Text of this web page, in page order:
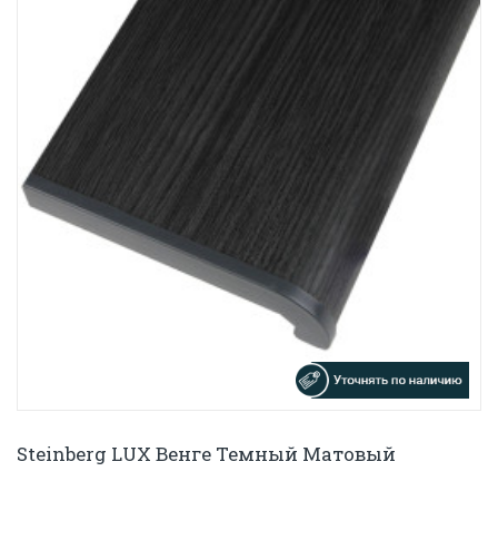
Steinberg LUX Венге Темный Матовый